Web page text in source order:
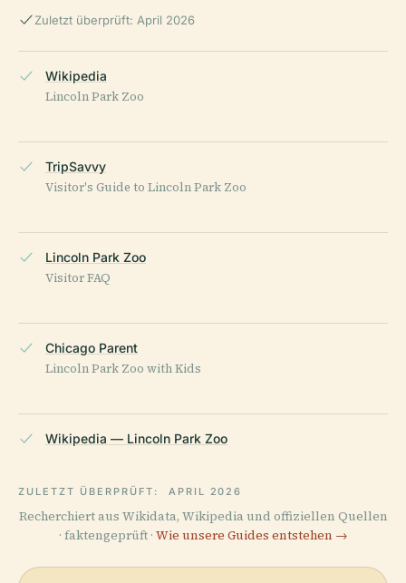
Zuletzt überprüft: April 2026
Wikipedia
Lincoln Park Zoo
TripSavvy
Visitor's Guide to Lincoln Park Zoo
Lincoln Park Zoo
Visitor FAQ
Chicago Parent
Lincoln Park Zoo with Kids
Wikipedia — Lincoln Park Zoo
ZULETZT ÜBERPRÜFT: APRIL 2026
Recherchiert aus Wikidata, Wikipedia und offiziellen Quellen
· faktengeprüft · Wie unsere Guides entstehen →